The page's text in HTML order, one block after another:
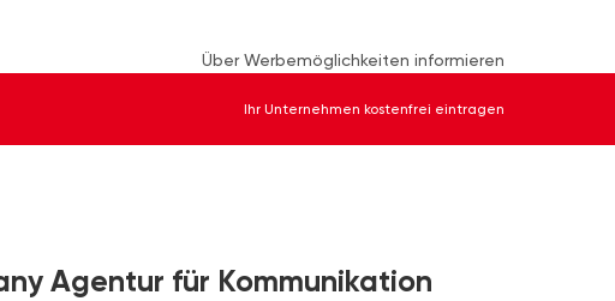
Über Werbemöglichkeiten informieren
Ihr Unternehmen kostenfrei eintragen
Agentur für Kommunikation